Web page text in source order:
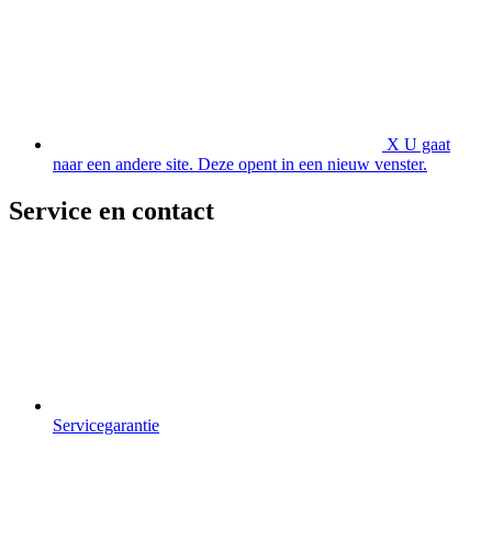
X U gaat
naar een andere site. Deze opent in een nieuw venster.
Service en contact
Servicegarantie